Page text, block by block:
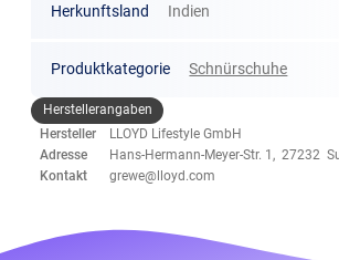
Herkunftsland Indien
Produktkategorie Schnürschuhe
Herstellerangaben
Hersteller
LLOYD Lifestyle GmbH
Adresse
Hans-Hermann-Meyer-Str. 1, 27232
Kontakt
grewe@lloyd.com